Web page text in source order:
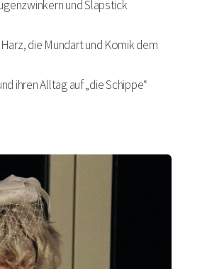
und Slapstick
die Mundart und Komik dem
ihren Alltag auf „die Schippe“